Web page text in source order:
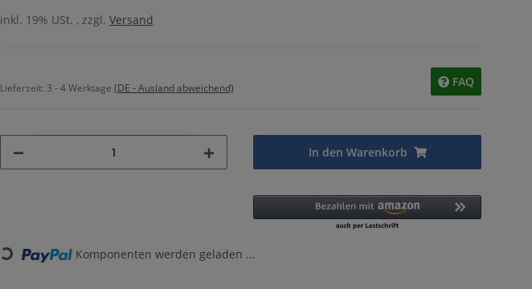
inkl. 19% USt. , zzgl. Versand
Lieferzeit: 3 - 4 Werktage (DE - Ausland abweichend) FAQ
In den Warenkorb
Loading... Komponenten werden geladen ...